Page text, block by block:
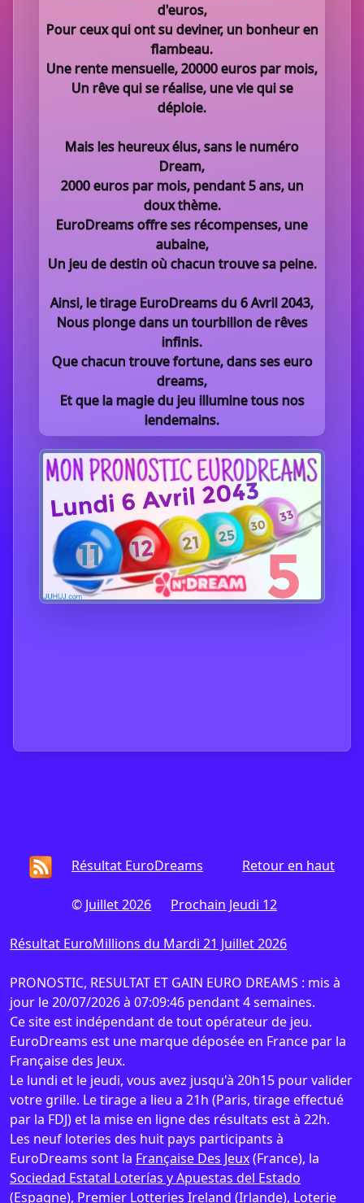
d'euros,
Pour ceux qui ont su deviner, un bonheur en
flambeau.
Une rente mensuelle, 20000 euros par mois,
Un rêve qui se réalise, une vie qui se
déploie.
Mais les heureux élus, sans le numéro
Dream,
2000 euros par mois, pendant 5 ans, un
doux thème.
EuroDreams offre ses récompenses, une
aubaine,
Un jeu de destin où chacun trouve sa peine.
Ainsi, le tirage EuroDreams du 6 Avril 2043,
Nous plonge dans un tourbillon de rêves
infinis.
Que chacun trouve fortune, dans ses euro
dreams,
Et que la magie du jeu illumine tous nos
lendemains.
Retour en haut
Résultat EuroDreams
© Juillet 2026 Prochain Jeudi 12
Résultat EuroMillions du Mardi 21 Juillet 2026
PRONOSTIC, RESULTAT ET GAIN EURO DREAMS : mis à
jour le 20/07/2026 à 07:09:46 pendant 4 semaines.
Ce site est indépendant de tout opérateur de jeu.
EuroDreams est une marque déposée en France par la
Française des Jeux.
Le lundi et le jeudi, vous avez jusqu'à 20h15 pour valider
votre grille. Le tirage a lieu a 21h (Paris, tirage effectué
par la FDJ) et la mise en ligne des résultats est à 22h.
Les neuf loteries des huit pays participants à
EuroDreams sont la Française Des Jeux(France), la
Sociedad Estatal Loterías y Apuestas del Estado
(Espagne), Premier Lotteries Ireland (Irlande), Loterie